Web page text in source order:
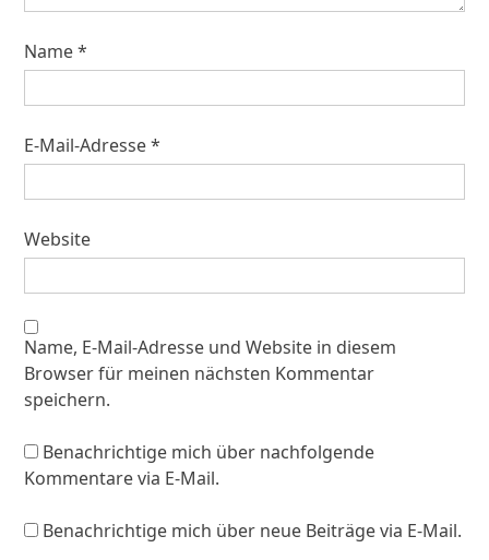
Name*
E-Mail-Adresse*
Website
Name, E-Mail-Adresse und Website in diesem
Browser für meinen nächsten Kommentar
speichern.
Benachrichtige mich über nachfolgende
Kommentare via E-Mail.
Benachrichtige mich über neue Beiträge via E-Mail.